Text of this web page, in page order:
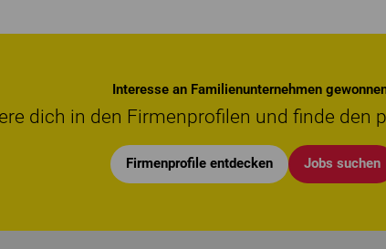
Interesse an Familienunternehmen
dich in den Firmenprofilen und finde den
Firmenprofile entdecken Jobs suchen